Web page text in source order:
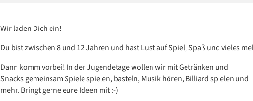
Wir laden Dich ein!
Du bist zwischen 8 und 12 Jahren und hast Lust auf Spiel, Spaß und vieles
Dann komm vorbei! In der Jugendetage wollen wir mit Getränken und
Snacks gemeinsam Spiele spielen, basteln, Musik hören, Billiard spielen und
mehr. Bringt gerne eure Ideen mit :-)